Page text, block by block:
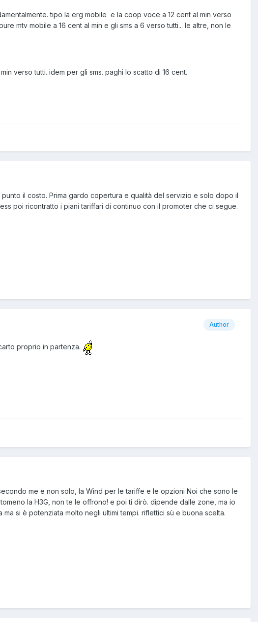
tipo la erg mobile e la coop voce a 12 cent al min verso
mtv mobile a 16 cent al min e gli sms a 6 verso tutti... le altre, non le
verso tutti. idem per gli sms. paghi lo scatto di 16 cent.
il costo. Prima gardo copertura e qualità del servizio e solo dopo il
poi ricontratto i piani tariffari di continuo con il promoter che ci segue.
Author
proprio in partenza.
me e non solo, la Wind per le tariffe e le opzioni Noi che sono le
la H3G, non te le offrono! e poi ti dirò. dipende dalle zone, ma io
si è potenziata molto negli ultimi tempi. riflettici sù e buona scelta.